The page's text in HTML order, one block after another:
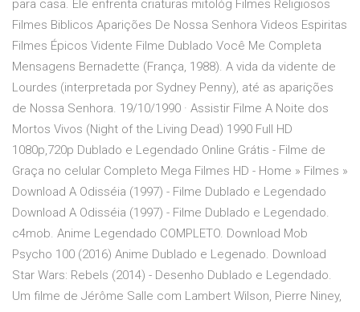
para casa. Ele enfrenta criaturas mitológ Filmes Religiosos
Filmes Biblicos Aparições De Nossa Senhora Videos Espiritas
Filmes Épicos Vidente Filme Dublado Você Me Completa
Mensagens Bernadette (França, 1988). A vida da vidente de
Lourdes (interpretada por Sydney Penny), até as aparições
de Nossa Senhora. 19/10/1990 · Assistir Filme A Noite dos
Mortos Vivos (Night of the Living Dead) 1990 Full HD
1080p,720p Dublado e Legendado Online Grátis - Filme de
Graça no celular Completo Mega Filmes HD - Home » Filmes »
Download A Odisséia (1997) - Filme Dublado e Legendado
Download A Odisséia (1997) - Filme Dublado e Legendado.
c4mob. Anime Legendado COMPLETO. Download Mob
Psycho 100 (2016) Anime Dublado e Legenado. Download
Star Wars: Rebels (2014) - Desenho Dublado e Legendado.
Um filme de Jérôme Salle com Lambert Wilson, Pierre Niney,